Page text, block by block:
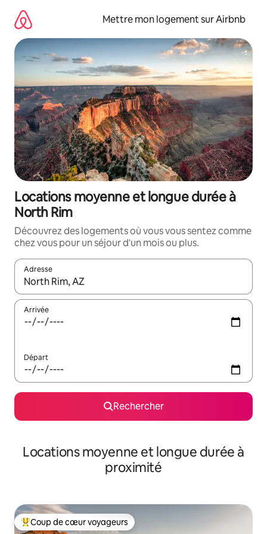
directement
contenu
Mettre mon logement sur Airbnb
Locations moyenne et longue durée à
North Rim
Découvrez des logements où vous vous sentez comme
chez vous pour un séjour d'un mois ou plus.
Adresse
Lorsque les résultats s'affichent, utilisez les flèches vers le
Arrivée
Départ
Rechercher
Locations moyenne et longue durée à
proximité
Coups de cœur voyageurs les plus appréciés
Coup de cœur voyageurs